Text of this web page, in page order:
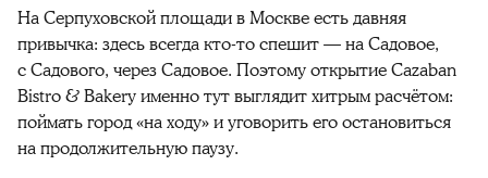
На Серпуховской площади в Москве есть давняя
привычка: здесь всегда кто-то спешит — на Садовое,
с Садового, через Садовое. Поэтому открытие Cazaban
Bistro & Bakery именно тут выглядит хитрым расчётом:
поймать город «на ходу» и уговорить его остановиться
на продолжительную паузу.